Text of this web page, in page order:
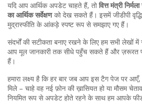
यदि आप आर्थिक अपडेट चाहते हैं, तोवित्त मंत्री
का आर्थिक सर्वेक्षणको देख सकते हैं। इसमें जीडीपी
मुद्रास्फीति के आंकड़े स्पष्ट रूप से समझाए गए हैं।
संदर्भों की सटीकता बनाए रखने के लिए हम सभी लेखों
आप मूल जानकारी तक सीधे पहुँच सकते हैं और ज़रूरत
हैं।
हमारा लक्ष्य है कि हर बार जब आप इस टैग पेज पर
मिले – चाहे वह नई फ़ोन की ख़ासियत हो या मौसम
नियमित रूप से अपडेट होते रहने के साथ हम आपके